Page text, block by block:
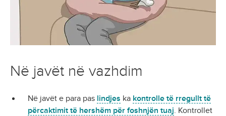
Në javët në vazhdim
Në javët e para pas lindjes ka kontrolle të rregullt të
përcaktimit të hershëm për foshnjën tuaj. Kontrollet